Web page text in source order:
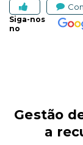
Siga-nos
no
Gestão
a